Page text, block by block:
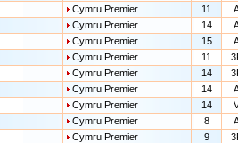
Cymru Premier 11
Cymru Premier 14
Cymru Premier 15
Cymru Premier 11
Cymru Premier 14
Cymru Premier 14
Cymru Premier 14
Cymru Premier 8
Cymru Premier 9